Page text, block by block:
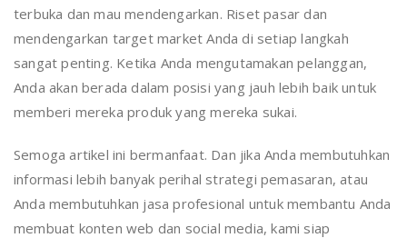
terbuka dan mau mendengarkan. Riset pasar dan
mendengarkan target market Anda di setiap langkah
sangat penting. Ketika Anda mengutamakan pelanggan,
Anda akan berada dalam posisi yang jauh lebih baik untuk
memberi mereka produk yang mereka sukai.
Semoga artikel ini bermanfaat. Dan jika Anda membutuhkan
informasi lebih banyak perihal strategi pemasaran, atau
Anda membutuhkan jasa profesional untuk membantu Anda
membuat konten web dan social media, kami siap